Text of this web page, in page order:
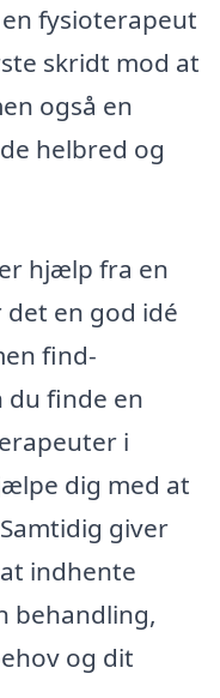
fysioterapeut
skridt mod at
også en
helbred og
hjælp fra en
en god idé
find-
du finde en
i
dig med at
giver
indhente
behandling,
og dit